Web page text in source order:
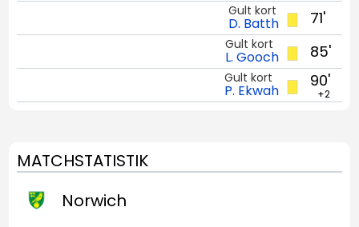
71'
Gult kort
D. Batth
85'
Gult kort
L. Gooch
90'
+2
Gult kort
P. Ekwah
MATCHSTATISTIK
Norwich